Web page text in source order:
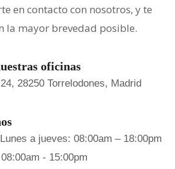
en contacto con nosotros, y te
la mayor brevedad posible.
oficinas
28250 Torrelodones, Madrid
a jueves: 08:00am – 18:00pm
- 15:00pm